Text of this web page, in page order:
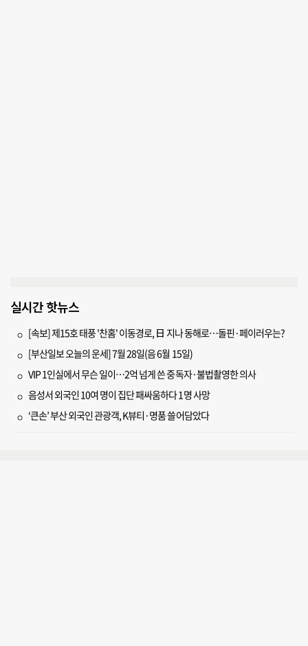
실시간 핫뉴스
[속보] 제15호 태풍 '찬홈' 이동경로, 日 지나 동해로…돌핀·페이러우는?
[부산일보 오늘의 운세] 7월 28일(음 6월 15일)
VIP 1인실에서 무슨 일이…2억 넘게 쓴 중독자·불법촬영한 의사
음성서 외국인 10여 명이 집단 패싸움하다 1명 사망
‘큰손’ 부산 외국인 관광객, K뷰티·명품 쓸어담았다